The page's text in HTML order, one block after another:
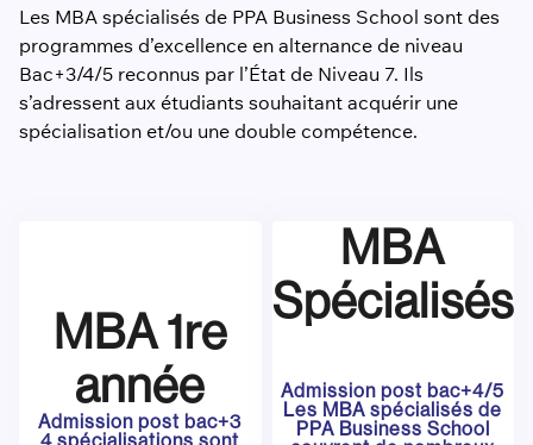
Les MBA spécialisés de PPA Business School sont des
programmes d’excellence en alternance de niveau
Bac+3/4/5 reconnus par l’État de Niveau 7. Ils
s’adressent aux étudiants souhaitant acquérir une
spécialisation et/ou une double compétence.
MBA 1re
année
Admission post bac+3
4 spécialisations sont
MBA
Spécialisés
Admission post bac+4/5
Les MBA spécialisés de
PPA Business School